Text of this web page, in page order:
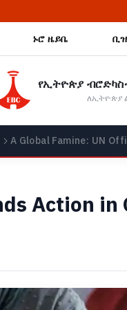
ኑሮ ዜይቤ
የኢትዮጵያ
ለኢትዮጵያ
A Global Famine: UN
Action in